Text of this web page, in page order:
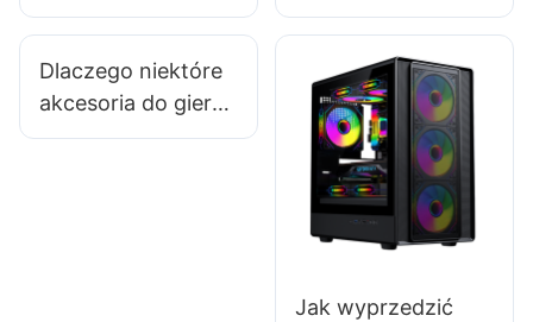
firmę
obudowy do
komputerów
gamingowych?
premiery obudowy
Dlaczego niektóre
akcesoria do gier
e-sportowych mają
Jak wyprzedzić